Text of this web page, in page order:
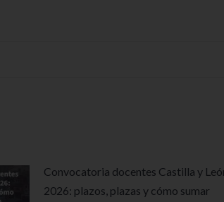
Convocatoria docentes Castilla y
2026: plazos, plazas y cómo sumar